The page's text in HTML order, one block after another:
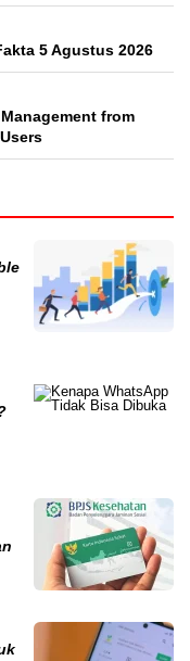
5 Agustus 2026
from